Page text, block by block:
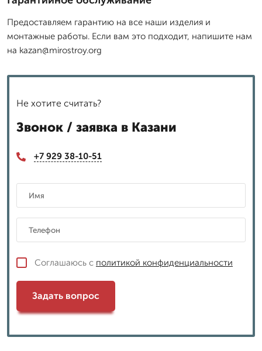
Предоставляем гарантию на все наши изделия и
монтажные работы. Если вам это подходит, напишите нам
на kazan@mirostroy.org
Не хотите считать?
Звонок / заявка в Казани
+7 929 38-10-51
Соглашаюсь с политикой конфиденциальности
Задать вопрос